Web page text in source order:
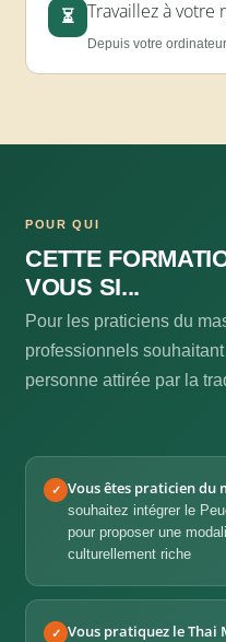
⏳ Travaillez à votre
Depuis votre
POUR QUI
CETTE
VOUS SI...
Pour les praticiens du
professionnels
personne attirée par la
✓ Vous êtes praticien du
souhaitez intégrer le
pour proposer une
culturellement riche
✓ Vous pratiquez le Thai